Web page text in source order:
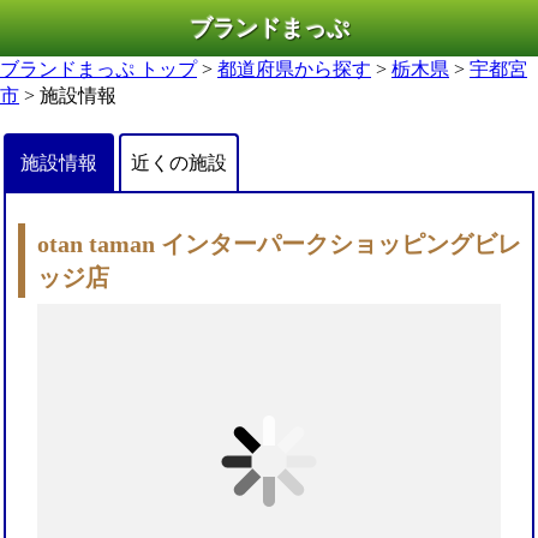
ブランドまっぷ
ブランドまっぷ トップ> 都道府県から探す > 栃木県 > 宇都宮
市 > 施設情報
施設情報 近くの施設
otan taman インターパークショッピングビレ
ッジ店